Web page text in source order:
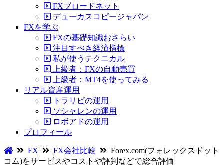
FXブロードネット
デューカスコピージャパン
FXを学ぶ
FXの基礎知識おさらい
注目すべき経済指標
私が使うテクニカル
上級者：FXの自動売買
上級者：MT4を使ってみる
リアル資産運用
トラリピの運用
ソシャレンの運用
ロボアドの運用
プロフィール
FX FX会社比較
Forex.com(フォレックスドット
コム)をサービスやコストや評判などで総合評価